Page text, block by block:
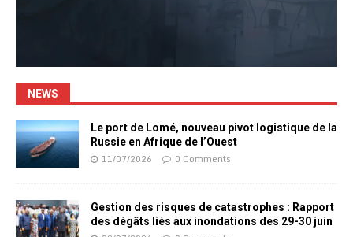
NEWS
Le port de Lomé, nouveau pivot logistique de la
Russie en Afrique de l’Ouest
11/07/2026 0 Comments
Gestion des risques de catastrophes : Rapport
des dégâts liés aux inondations des 29-30 juin